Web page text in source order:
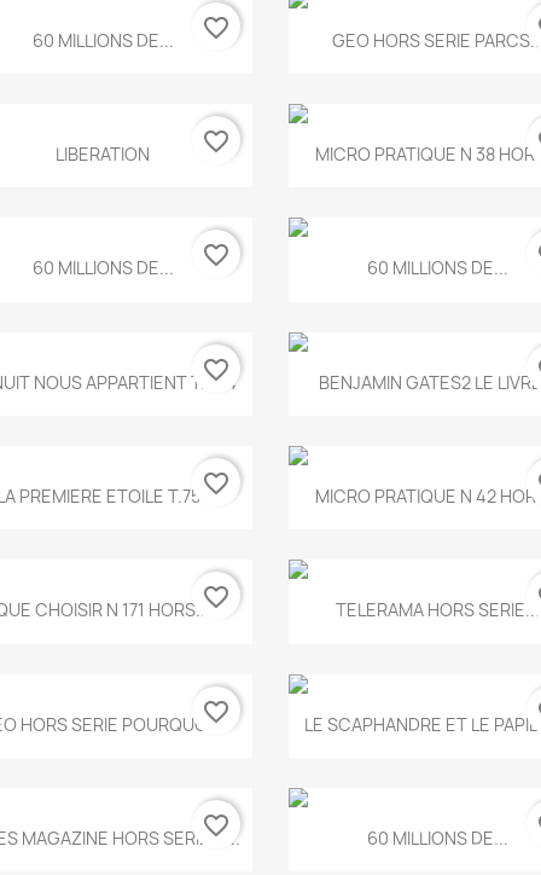
Aperçu rapide
60 MILLIONS DE... favorite_border Aperçu rapide
GEO HORS SERIE
Aperçu rapide
LIBERATION favorite_border Aperçu rapide
MICRO PRATIQUE N 38
Aperçu rapide
60 MILLIONS DE... favorite_border Aperçu rapide
60 MILLIONS DE...
Aperçu rapide
NOUS APPARTIENT T.634
favorite_border Aperçu rapide
BENJAMIN GATES2 LE
Aperçu rapide
PREMIERE ETOILE T.755favorite_border Aperçu rapide
MICRO PRATIQUE N 42
Aperçu rapide
CHOISIR N 171 HORS...favorite_border Aperçu rapide
TELERAMA HORS SERIE...
Aperçu rapide
HORS SERIE POURQUOI...
favorite_border Aperçu rapide
LE SCAPHANDRE ET LE
Aperçu rapide
MAGAZINE HORS SERIE N...
favorite_border Aperçu rapide
60 MILLIONS DE...